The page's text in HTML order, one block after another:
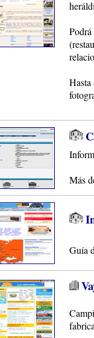
Hasta
Más
Guía